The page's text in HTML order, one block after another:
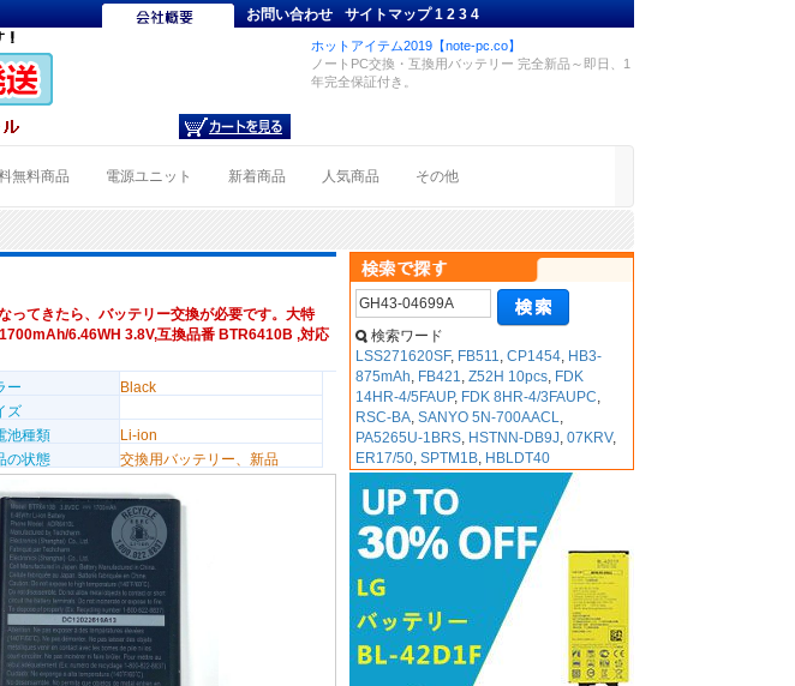
お問い合わせ サイトマップ 1234
ホットアイテム2019【note-pc.co】
ノートPC交換・互換用バッテリー 完全新品～即日、1
年完全保証付き。
無料商品 電源ユニット 新着商品 人気商品 その他
ってきたら、バッテリー交換が必要です。大特
6.46WH 3.8V,互換品番 BTR6410B ,対応
ー
Black
ズ
池種類
Li-ion
の状態 交換用バッテリー、新品
検索ワード
LSS271620SF, FB511,CP1454, HB3-
875mAh, FB421,Z52H 10pcs, FDK
14HR-4/5FAUP, FDK 8HR-4/3FAUPC,
RSC-BA,SANYO 5N-700AACL,
PA5265U-1BRS, HSTNN-DB9J,07KRV,
ER17/50,SPTM1B, HBLDT40